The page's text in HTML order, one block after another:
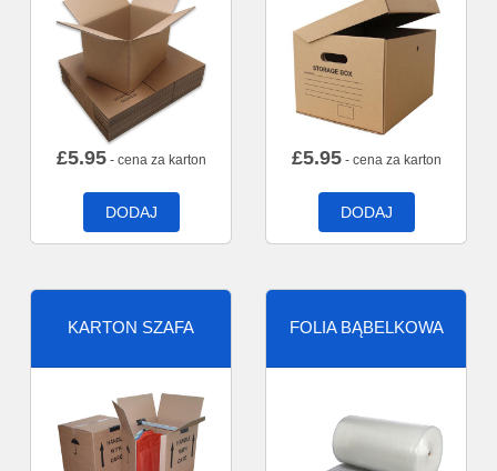
£5.95- cena za karton
DODAJ
£5.95- cena za karton
DODAJ
KARTON SZAFA FOLIA BĄBELKOWA